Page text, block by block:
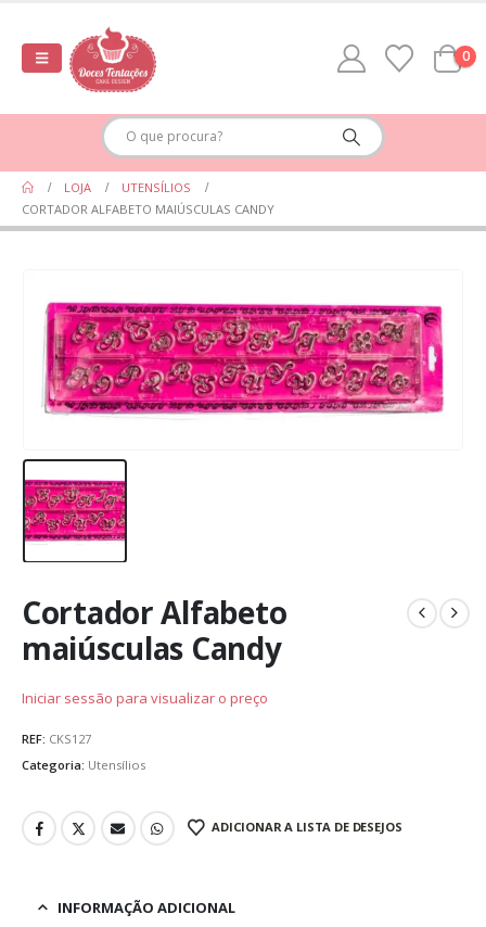
0
LOJA
UTENSÍLIOS
CORTADOR ALFABETO MAIÚSCULAS CANDY
Cortador Alfabeto
maiúsculas Candy
Iniciar sessão para visualizar o preço
REF: CKS127
Categoria: Utensílios
ADICIONAR A LISTA DE DESEJOS
INFORMAÇÃO ADICIONAL